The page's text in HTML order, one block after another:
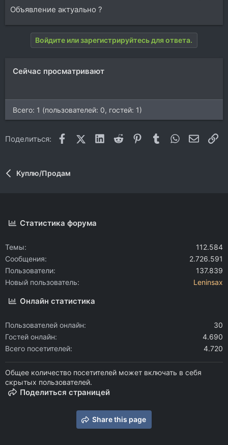
Объявление актуально ?
Войдите или зарегистрируйтесь для ответа.
Сейчас просматривают
Всего: 1 (пользователей: 0, гостей: 1)
Поделиться: FacebookX (Twitter)
LinkedIn
Reddit Pinterest
Tumblr WhatsApp
Куплю/Продам
Статистика форума
Темы
112.584
Сообщения
2.726.591
Пользователи
137.839
Новый пользователь
Leninsax
Онлайн статистика
Пользователей онлайн
30
Гостей онлайн
4.690
Всего посетителей
4.720
Общее количество посетителей может включать в себя
скрытых пользователей.
Поделиться страницей
Share this page